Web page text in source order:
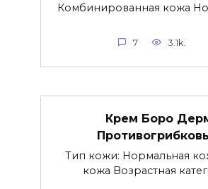
Комбинированная кожа
7 3.1k.
Крем Боро
Тип кожи: Нормальная
кожа Возрастная